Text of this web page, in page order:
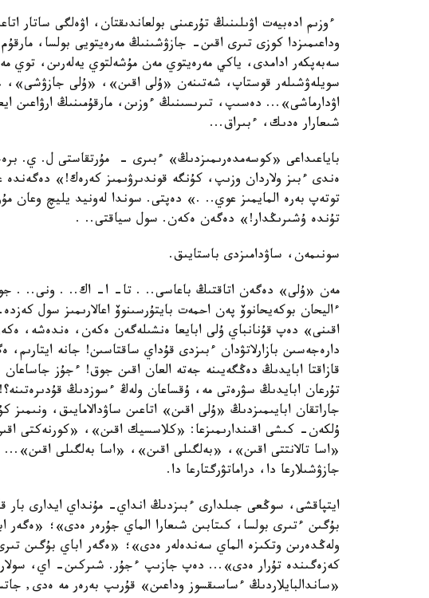
ءوزىم ادەبيەت اۋىلىنىڭ تۇرعىنى بولعاندىقتان، اۋەلگى
وداعىمىزدا كوزى تىرى اقىن- جازۋشىنىڭ مەرەيتويى بولسا،
سەبەپكەر ادامدى، ياكي مەرەيتوي مەن مۇشەلتوي يەلەرىن، توي
سويلەۋشىلەر قوستاپ، شەتىنەن «ۇلى اقىن»، «ۇلى
اۋدارماشى»... دەسىپ، تىرىسىنىڭ ءوزىن، مارقۇمىنىڭ ارۋاعىن
شىعارار ەدىك، ءبىراق...
باياعىداعى «كوسەمدەرىمىزدىڭ» ءبىرى - مۇرتقاستى ل. ي.
ەندى ءبىز ولاردان وزىپ، كۇنگە قوندىرۋىمىز كەرەك!»
توتەپ بەرە المايمىز عوي.. .» دەپتى. سوندا لەونيد يليچ وعان
تۇندە ۇشىرىڭدار!» دەگەن ەكەن. سول سياقتى.. .
سونىمەن، ساۋدامىزدى باستايىق.
مەن «ۇلى» دەگەن اتاقتىڭ باعاسى.. . تا- ا- اك.. . ونى.. . جو-
ءاليحان بوكەيحانوۆ پەن احمەت بايتۇرسىنوۆ اعالارىمىز سول
اقىنى» دەپ قۇنانباي ۇلى ابايعا ەنشىلەگەن ەكەن، ەندەشە،
دارەجەسىن بازارلاتۋدان ءبىزدى قۇداي ساقتاسىن! جانە
قازاقتا ابايدىڭ دەڭگەيىنە جەتە العان اقىن جوق! ءجۇز
تۇرعان ابايدىڭ سۋرەتى مە، ۇقساعان ولەڭ ءسوزدىڭ
جاراتقان ابايىمىزدىڭ «ۇلى اقىن» اتاعىن ساۋدالامايىق،
ۇلكەن- كىشى اقىندارىمىزعا: «كلاسسيك اقىن»، «كورنەكتى
«اسا تالانتتى اقىن»، «بەلگىلى اقىن»، «اسا بەلگىلى اقىن»...
جازۋشىلارعا دا، دراماتۋرگتارعا دا.
ايتپاقشى، سوڭعى جىلدارى ءبىزدىڭ انداي- مۇنداي ايدارى بار
بۇگىن ءتىرى بولسا، كىتابىن شىعارا الماي جۇرەر ەدى»؛ «ەگەر
ولەڭدەرىن وتكىزە الماي سەندەلەر ەدى»؛ «ەگەر اباي بۇگىن
كەزەگىندە تۇرار ەدى»... دەپ جازىپ ءجۇر. شىركىن- اي،
«ساندالبايلاردىڭ ءساسىقسوز وداعىن» قۇرىپ بەرەر مە ەدى,